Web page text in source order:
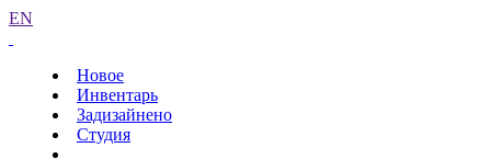
EN
Новое
Инвентарь
Задизайнено
Студия